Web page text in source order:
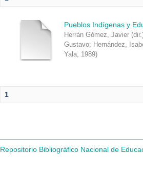
Pueblos Indígenas y
Herrán Gómez, Javier
Gustavo; Hernández,
Yala, 1989)
1
Repositorio Bibliográfico Nacional de